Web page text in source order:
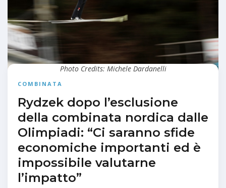
COMBINATA
Rydzek dopo l’esclusione
della combinata nordica dalle
Olimpiadi: “Ci saranno sfide
economiche importanti ed è
impossibile valutarne
l’impatto”
Photo Credits: Michele Dardanelli